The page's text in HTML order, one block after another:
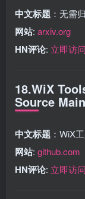
中文标题 ：无需
网站: arxiv.org
HN评论: 立即访问
18.WiX
Source
中文标题 ：WiX
网站: github.com
HN评论: 立即访问